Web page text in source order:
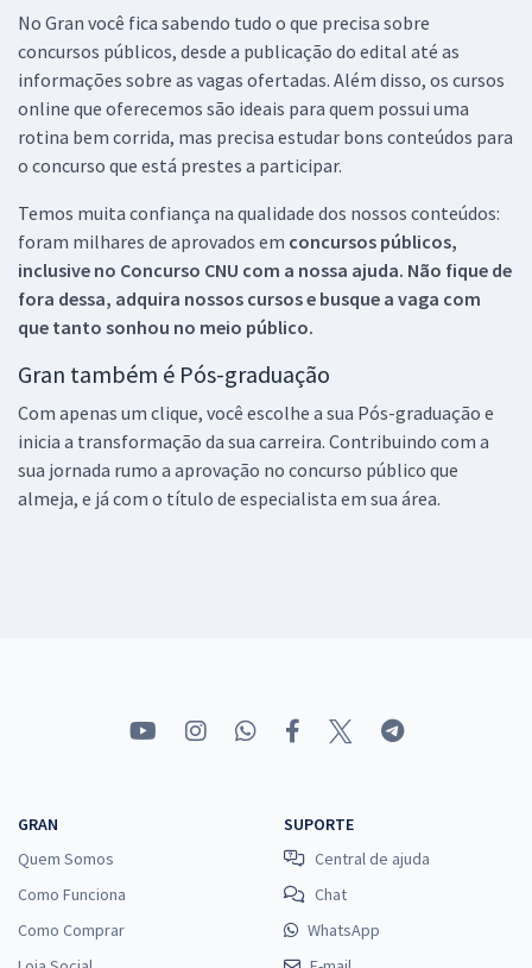
No Gran você fica sabendo tudo o que precisa sobre
concursos públicos, desde a publicação do edital até as
informações sobre as vagas ofertadas. Além disso, os cursos
online que oferecemos são ideais para quem possui uma
rotina bem corrida, mas precisa estudar bons conteúdos para
o concurso que está prestes a participar.
Temos muita confiança na qualidade dos nossos conteúdos:
foram milhares de aprovados em concursos públicos,
inclusive no Concurso CNU com a nossa ajuda. Não fique de
fora dessa, adquira nossos cursos e busque a vaga com
que tanto sonhou no meio público.
Gran também é Pós-graduação
Com apenas um clique, você escolhe a sua Pós-graduação e
inicia a transformação da sua carreira. Contribuindo com a
sua jornada rumo a aprovação no concurso público que
almeja, e já com o título de especialista em sua área.
GRAN
Quem Somos
Como Funciona
Como Comprar
SUPORTE
Central de ajuda
Chat
WhatsApp